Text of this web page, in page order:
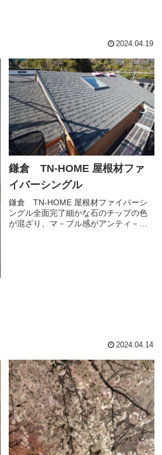
2024.04.19
鎌倉 TN-HOME 屋根材ファ
イバーシングル
鎌倉 TN-HOME 屋根材ファイバーシ
ングル全面完了細かな石のチップの色
が混ざり、マ－ブル感がアンティ－ク
2024.04.14